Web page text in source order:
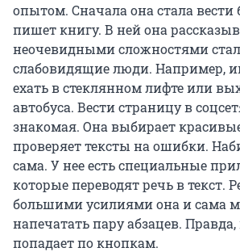
опытом. Сначала она стала вести
пишет книгу. В ней она
неочевидными сложностями
слабовидящие люди. Например,
ехать в стеклянном лифте или
автобуса. Вести страницу в
знакомая. Она выбирает
проверяет тексты на ошибки.
сама. У нее есть специальные
которые переводят речь в текст.
большими усилиями она и сама
напечатать пару абзацев. Правда,
попадает по кнопкам.